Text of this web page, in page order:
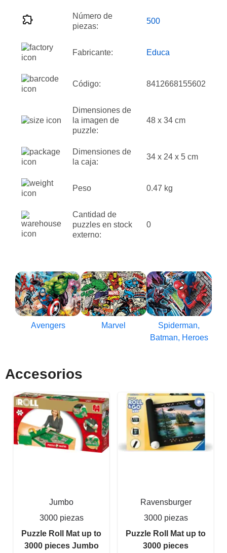
Número de
piezas:
500
Fabricante: Educa
Código: 8412668155602
Dimensiones de
la imagen de
puzzle:
48 x 34 cm
Dimensiones de
la caja:
34 x 24 x 5 cm
Peso 0.47 kg
Cantidad de
puzzles en stock
externo:
0
Avengers Marvel
Spiderman,
Batman, Heroes
Accesorios
Jumbo
3000 piezas
Puzzle Roll Mat up to
3000 pieces Jumbo
Ravensburger
3000 piezas
Puzzle Roll Mat up to
3000 pieces